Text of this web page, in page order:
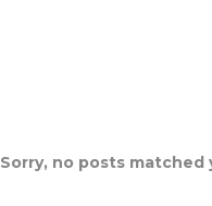
Sorry, no posts matched